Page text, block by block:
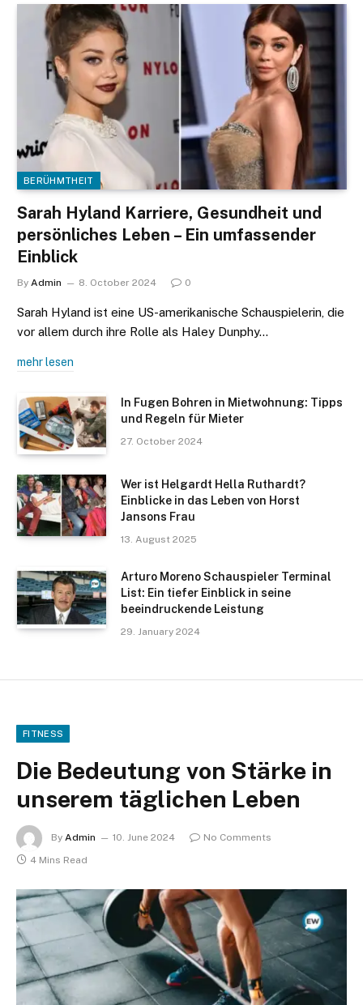
BERÜHMTHEIT
Sarah Hyland Karriere, Gesundheit und
persönliches Leben – Ein umfassender
Einblick
By Admin 8. October 2024 0
Sarah Hyland ist eine US-amerikanische Schauspielerin, die
vor allem durch ihre Rolle als Haley Dunphy…
mehr lesen
In Fugen Bohren in Mietwohnung: Tipps
und Regeln für Mieter
27. October 2024
Wer ist Helgardt Hella Ruthardt?
Einblicke in das Leben von Horst
Jansons Frau
13. August 2025
Arturo Moreno Schauspieler Terminal
List: Ein tiefer Einblick in seine
beeindruckende Leistung
29. January 2024
FITNESS
Die Bedeutung von Stärke in
unserem täglichen Leben
By Admin 10. June 2024
No Comments
4 Mins Read